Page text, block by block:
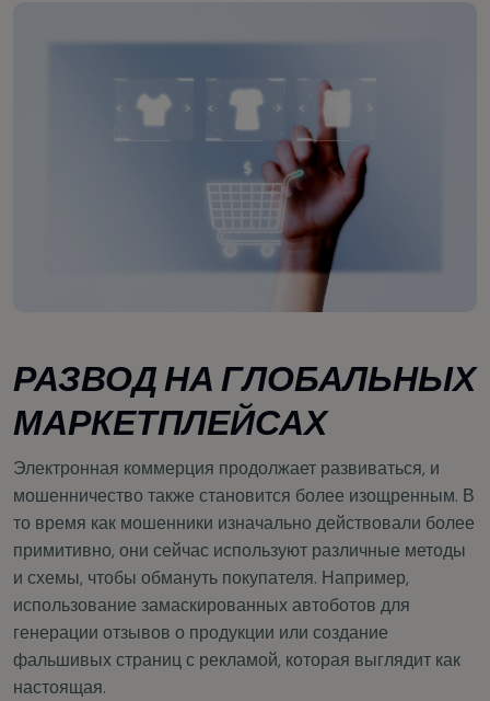
РАЗВОД НА ГЛОБАЛЬНЫХ
МАРКЕТПЛЕЙСАХ
Электронная коммерция продолжает развиваться, и
мошенничество также становится более изощренным. В
то время как мошенники изначально действовали более
примитивно, они сейчас используют различные методы
и схемы, чтобы обмануть покупателя. Например,
использование замаскированных автоботов для
генерации отзывов о продукции или создание
фальшивых страниц с рекламой, которая выглядит как
настоящая.